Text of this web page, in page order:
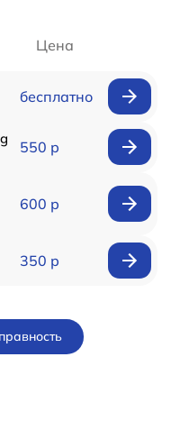
Цена
бесплатно
550 р
600 р
350 р